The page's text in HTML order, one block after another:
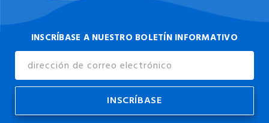
INSCRÍBASE A NUESTRO BOLETÍN INFORMATIVO